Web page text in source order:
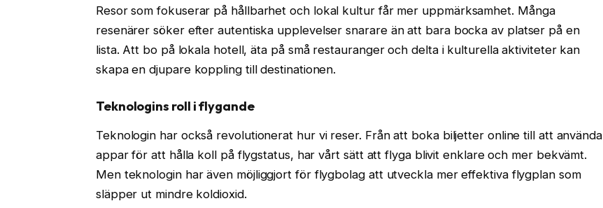
Resor som fokuserar på hållbarhet och lokal kultur får mer uppmärksamhet. Många
resenärer söker efter autentiska upplevelser snarare än att bara bocka av platser på en
lista. Att bo på lokala hotell, äta på små restauranger och delta i kulturella aktiviteter kan
skapa en djupare koppling till destinationen.
Teknologins roll i flygande
Teknologin har också revolutionerat hur vi reser. Från att boka biljetter online till att använda
appar för att hålla koll på flygstatus, har vårt sätt att flyga blivit enklare och mer bekvämt.
Men teknologin har även möjliggjort för flygbolag att utveckla mer effektiva flygplan som
släpper ut mindre koldioxid.